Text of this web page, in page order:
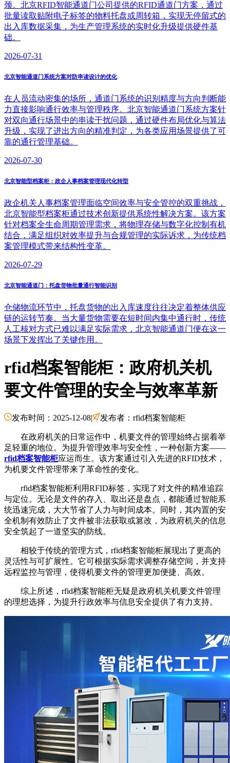
颈。北京RFID智能通道门公司提供的RFID通道门方案，通过
批量读取贴附电子标签的物料托盘或周转箱，实现无停留式的
出入库数据采集，为生产管理系统的实时化升级提供硬件基
础。
2026-07-31
北京智能通道门系统方案对防串读设计的优化
在人员流动密集的场所，通道门系统的识别精度与方向判断能
力直接影响通行效率与管理秩序。北京智能通道门系统方案针
对双向通行场景中的串读干扰问题，通过硬件布局优化与算法
升级，实现了进出方向的精准判定，为各类应用场景提供了可
靠的通行管理基础。
2026-07-30
北京智能型档案柜：政企人事档案管理现代化转型
政企机关人事档案管理面临空间效率与安全管控的双重挑战，
北京智能型档案柜通过技术创新提供系统性解决方案。该方案
针对档案全生命周期管理需求，将物理存储与数字化控制有机
结合，满足组织对效率提升与合规管理的实际诉求，为传统档
案管理模式带来结构性变革。
2026-07-29
北京智能通道门：托盘货物批量通行智能识别
仓储物流环节中，托盘货物的出入库速度往往决定着整体供应
链的运转节奏。当大量货物需要在短时间内集中通行时，传统
人工核对方式已难以满足实际需求，北京智能通道门便在这一
场景下发挥出了关键作用。
rfid档案智能柜：政府机关机
要文件管理的安全与效率革新
发布时间：2025-12-08| 发布者：rfid档案智能柜
在政府机关的日常运作中，机要文件的管理始终占据着举
足轻重的地位。为提升管理效率与安全性，一种创新方案——
rfid档案智能柜应运而生。该方案通过引入先进的RFID技术，
为机要文件管理带来了革命性的变化。
rfid档案智能柜利用RFID标签，实现了对文件的精准追踪
与定位。无论是文件的存入、取出还是盘点，都能通过智能系
统迅速完成，大大节省了人力与时间成本。同时，其内置的安
全机制有效防止了文件被非法获取或篡改，为政府机关的信息
安全筑起了一道坚实的防线。
相较于传统的管理方式，rfid档案智能柜展现出了更高的
灵活性与可扩展性。它可根据实际需求调整存储空间，并支持
远程监控与管理，使得机要文件的管理更加便捷、高效。
综上所述，rfid档案智能柜无疑是政府机关机要文件管理
的理想选择，为提升行政效率与信息安全提供了有力支持。